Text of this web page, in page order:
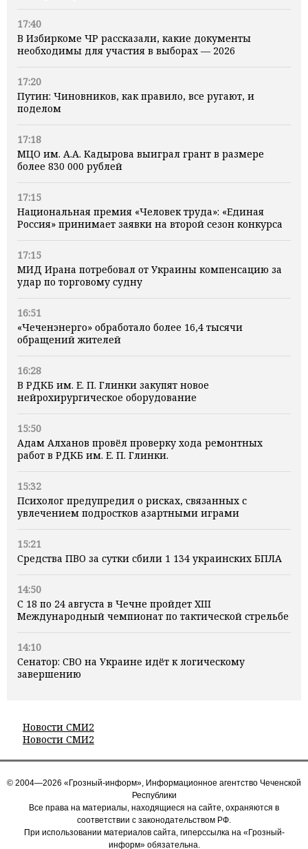
17:40
В Избиркоме ЧР рассказали, какие документы
необходимы для участия в выборах — 2026
17:20
Путин: Чиновников, как правило, все ругают, и
поделом
17:18
МЦО им. А.А. Кадырова выиграл грант в размере
более 830 000 рублей
17:15
Национальная премия «Человек труда»: «Единая
Россия» принимает заявки на второй сезон конкурса
17:15
МИД Ирана потребовал от Украины компенсацию за
удар по торговому судну
16:51
«Чеченэнерго» обработало более 16,4 тысячи
обращений жителей
16:28
В РДКБ им. Е. П. Глинки закупят новое
нейрохирургическое оборудование
15:50
Адам Алханов провёл проверку хода ремонтных
работ в РДКБ им. Е. П. Глинки.
15:32
Психолог предупредил о рисках, связанных с
увлечением подростков азартными играми
15:21
Средства ПВО за сутки сбили 1 134 украинских БПЛА
14:50
С 18 по 24 августа в Чечне пройдет XIII
Международный чемпионат по тактической стрельбе
14:10
Сенатор: СВО на Украине идёт к логическому
завершению
Новости СМИ2
Новости СМИ2
© 2004—2026 «Грозный-информ», Информационное агентство Чеченской
Республики
Все права на материалы, находящиеся на сайте, охраняются в
соответствии с законодательством РФ.
При использовании материалов сайта, гиперссылка на «Грозный-
информ» обязательна.